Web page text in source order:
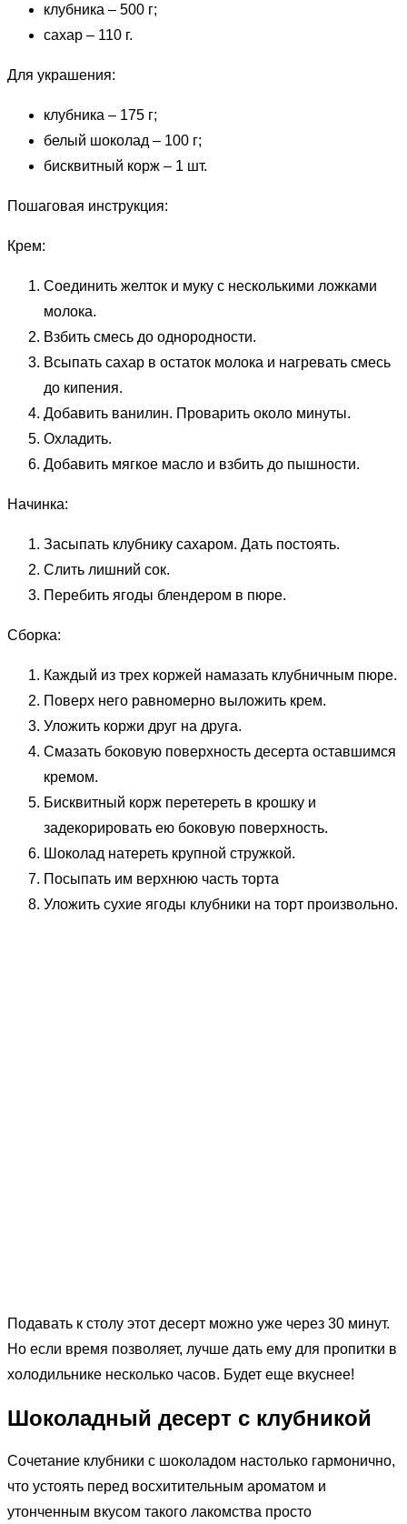
клубника – 500 г;
сахар – 110 г.
Для украшения:
клубника – 175 г;
белый шоколад – 100 г;
бисквитный корж – 1 шт.
Пошаговая инструкция:
Крем:
Соединить желток и муку с несколькими ложками
молока.
Взбить смесь до однородности.
Всыпать сахар в остаток молока и нагревать смесь
до кипения.
Добавить ванилин. Проварить около минуты.
Охладить.
Добавить мягкое масло и взбить до пышности.
Начинка:
Засыпать клубнику сахаром. Дать постоять.
Слить лишний сок.
Перебить ягоды блендером в пюре.
Сборка:
Каждый из трех коржей намазать клубничным пюре.
Поверх него равномерно выложить крем.
Уложить коржи друг на друга.
Смазать боковую поверхность десерта оставшимся
кремом.
Бисквитный корж перетереть в крошку и
задекорировать ею боковую поверхность.
Шоколад натереть крупной стружкой.
Посыпать им верхнюю часть торта
Уложить сухие ягоды клубники на торт произвольно.
Подавать к столу этот десерт можно уже через 30 минут.
Но если время позволяет, лучше дать ему для пропитки в
холодильнике несколько часов. Будет еще вкуснее!
Шоколадный десерт с клубникой
Сочетание клубники с шоколадом настолько гармонично,
что устоять перед восхитительным ароматом и
утонченным вкусом такого лакомства просто